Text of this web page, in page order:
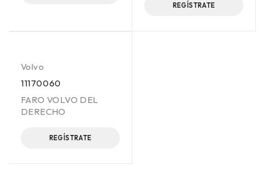
REGÍSTRATE
Volvo
11170060
FARO VOLVO DEL
DERECHO
REGÍSTRATE